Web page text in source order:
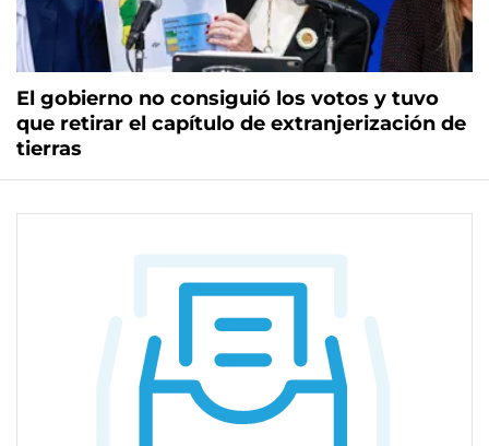
El gobierno no consiguió los votos y tuvo
que retirar el capítulo de extranjerización de
tierras